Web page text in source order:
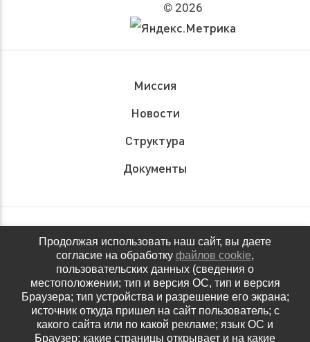
© 2026
Миссия
Новости
Структура
Документы
Обращения граждан
Антидопинговое обеспечение
Контакты
Политика конфиденциальности
Продолжая использовать наш сайт, вы даете
согласие на обработку файлов cookie,
пользовательских данных (сведения о
местоположении; тип и версия ОС, тип и версия
Браузера; тип устройства и разрешение его экрана;
источник откуда пришел на сайт пользователь; с
какого сайта или по какой рекламе; язык ОС и
Браузер; какие страницы открывает и на какие